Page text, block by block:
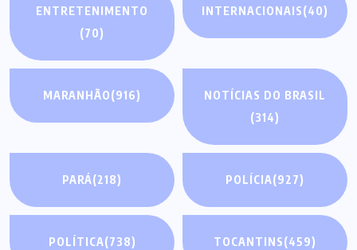
ENTRETENIMENTO
(70)
INTERNACIONAIS(40)
MARANHÃO(916)
NOTÍCIAS DO BRASIL
(314)
PARÁ(218) POLÍCIA(927)
POLÍTICA(738) TOCANTINS(459)